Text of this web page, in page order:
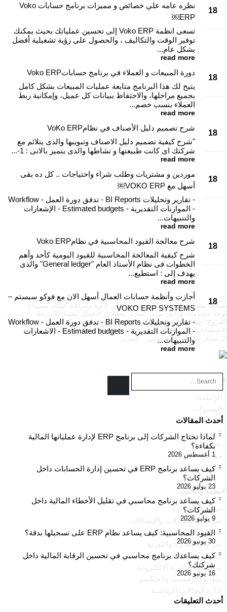
18
نظره عامه علي خصائص و مميزات برنامج حسابات Voko
ERP￼
تسعى انظمة Voko ERP إلى تحسين عملياتك بحيث يمكنك
توفير الوقت والتكاليف ، والحصول على رؤية تشغيلية أفضل
بشكل عام...
read more
18
دورة المبيعات و العملاء في برنامج حساباتVoko ERP
يتيح لك هذا البرنامج متابعة عمليات المبيعات بشكل كامل
بجميع مراحلها، والاحتفاظ ببيانات كل عميل، وإمكانية ربط
العملاء بنسب خصم...
read more
18
شرح تصميم دليل الأصناف في نظامVoKo ERP
"شرح كيفية تصميم دليل الاصناف وتبويبها والذى يتلائم مع
شركتك اى كانت طبيعتها و نشاطها والذى يتميز بالاتى : 1-...
read more
18
موردين و مشتريات وطلب شراء واحتياجات .. كل ده بقى
أسهل مع VOKO ERP￼
- تقارير وتحليلات BI Reports - تدفق دورة العمل - Workflow
- الموازنات التقديرية - Estimated budgets - الإشعارات
والتنبيهات...
read more
18
شرح معالجة القيود المحاسبية في نظامVoko ERP
شرح كيفية المعالجة المحاسبية للقيود اليومية كأحد وأهم
الخطوات فى نظام الأستاذ العام "General ledger" والذى
يهدف إلى : استطيع...
read more
18
أجازت وأنظمة حسابات العمال أسهل الان مع فوكو سيستم –
VOKO ERP SYSTEMS
- تقارير وتحليلات BI Reports - تدفق دورة العمل - Workflow
- الموازنات التقديرية - Estimated budgets - الاشعارات
والتنبيهات...
read more
أحدث المقالات
لماذا تحتاج الشركات إلى برنامج ERP لإدارة عملياتها المالية
بكفاءة؟
1 أغسطس 2026
كيف يساعد برنامج ERP في تحسين إدارة الحسابات داخل
الشركات؟
23 يوليو 2026
كيف يساعد برنامج محاسبي في تقليل الأخطاء المالية داخل
الشركات؟
9 يوليو 2026
القيود المحاسبية: كيف يساعد نظام ERP على تسجيلها بدقة؟
30 يونيو 2026
كيف يساعدك برنامج محاسبي في تحسين الرقابة المالية داخل
شركتك؟
16 يونيو 2026
أحدث التعليقات
يمنحك نظام فوكو مميزات تساعدك على إدارة ومراقبة عملك بسهولة :
الفروع , نظام صلاحيات محكم , توقع الموازنات بتقنية الذكاء
الاصطناعي AI , تتبع دورة سير العمل والمهام , متعدد اللغات , الربط مع
الرسائل والبريد الإليكتروني... المزيد
عن VOKO ERP
الانظمة
المدونة
عملائنا
مقاطع فيديو
اتصل بنا
الانظمة والحلول
انظمة voko erp
شركات المقاولات والإنشاءات
شركات الاستثمار العقاري
شركات التجارة والتوزيع
الصناعات الصغيرة
منظومة الفاتورة الإلكترونية
مطابع الاوفسيت والفلكسو